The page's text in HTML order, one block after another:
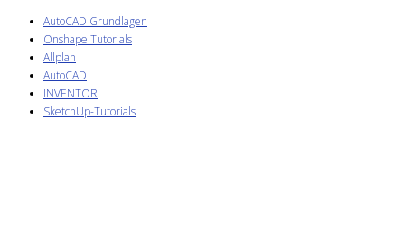
AutoCAD Grundlagen
Onshape Tutorials
Allplan
AutoCAD
INVENTOR
SketchUp-Tutorials